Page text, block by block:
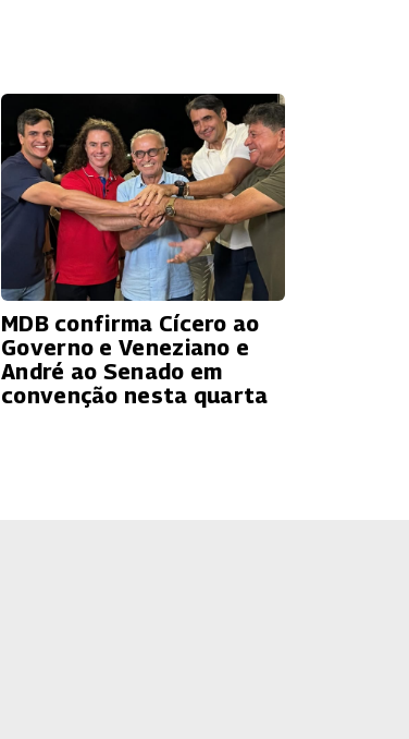
MDB confirma Cícero ao
Governo e Veneziano e
André ao Senado em
convenção nesta quarta